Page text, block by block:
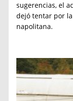
sugerencias, el
dejó tentar por
napolitana.